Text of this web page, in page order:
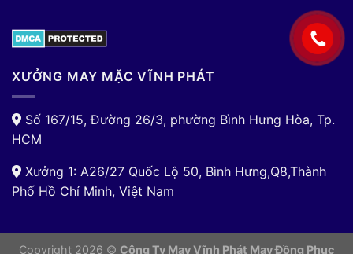
XƯỞNG MAY MẶC VĨNH PHÁT
Số 167/15, Đường 26/3, phường Bình Hưng Hòa, Tp.
HCM
Xưởng 1: A26/27 Quốc Lộ 50, Bình Hưng,Q8,Thành
Phố Hồ Chí Minh, Việt Nam
Copyright 2026 © Công Ty May Vĩnh Phát May Đồng Phục